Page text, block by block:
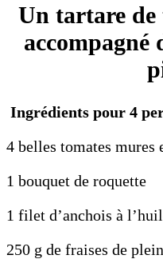
Un tartare de
accompagné
Ingrédients pour 4
4 belles tomates mures
1 bouquet de roquette
1 filet d’anchois à
250 g de fraises de